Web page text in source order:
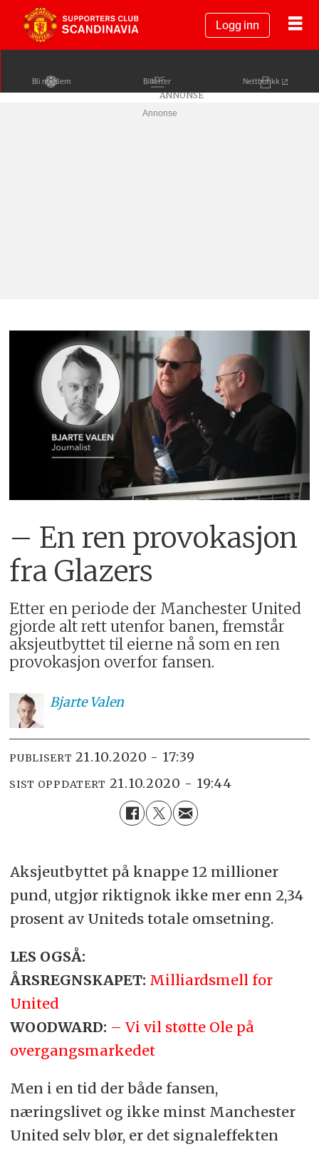
Logg inn
Bli medlem Billetter Nettbutikk
Annonse
– En ren provokasjon
fra Glazers
Etter en periode der Manchester United
gjorde alt rett utenfor banen, fremstår
aksjeutbyttet til eierne nå som en ren
provokasjon overfor fansen.
Bjarte Valen
PUBLISERT 21.10.2020 - 17:39
SIST OPPDATERT 21.10.2020 - 19:44
Aksjeutbyttet på knappe 12 millioner
pund, utgjør riktignok ikke mer enn 2,34
prosent av Uniteds totale omsetning.
LES OGSÅ:
ÅRSREGNSKAPET: Milliardsmell for
United
WOODWARD: – Vi vil støtte Ole på
overgangsmarkedet
Men i en tid der både fansen,
næringslivet og ikke minst Manchester
United selv blør, er det signaleffekten